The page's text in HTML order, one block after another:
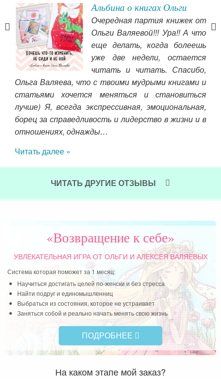
Альбина о книгах Ольги
Очередная партия книжек от
Ольги Валяевой!!! Ура!! А что
еще делать, когда болеешь
уже две недели, остается
читать и читать. Спасибо,
Ольга Валяева, что с твоими мудрыми книгами и
статьями хочется меняться и становиться
лучше) Я, всегда экспрессивная, эмоциональная,
борец за справедливость и лидерство в жизни и в
отношениях, однажды…
Читать далее »
ЧИТАТЬ ДРУГИЕ ОТЗЫВЫ
«Возвращение к себе»
УВЛЕКАТЕЛЬНАЯ ИГРАОТ ОЛЬГИ И АЛЕКСЕЯ ВАЛЯЕВЫХ
Система которая поможет за 1 месяц:
Научиться достигать целей по-женски и без стресса
Найти подруг и единомышленниц
Выбраться из состояния, которое не устраивает
Заняться собой и реально начать менять свою жизнь
ПОДРОБНЕЕ
На каком этапе мой заказ?